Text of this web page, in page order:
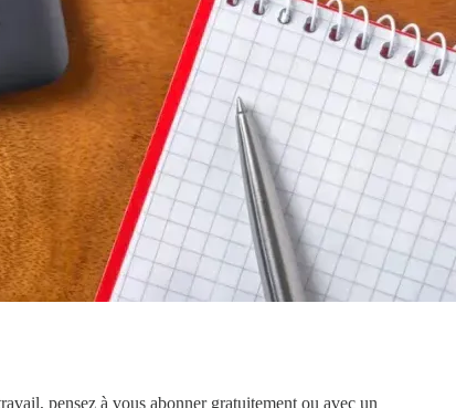
pensez à vous abonner gratuitement ou avec un